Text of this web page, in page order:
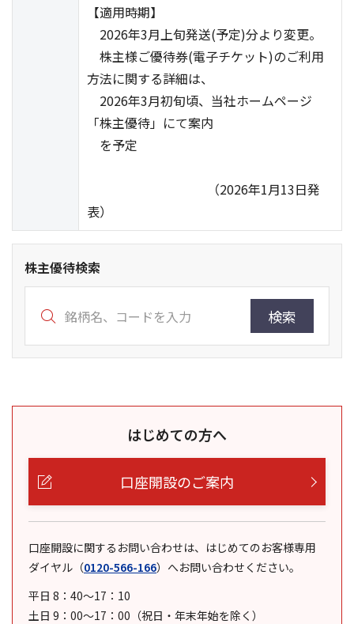
【適用時期】
2026年3月上旬発送(予定)分より変更。
株主様ご優待券(電子チケット)のご利用
方法に関する詳細は、
2026年3月初旬頃、当社ホームページ
「株主優待」にて案内
を予定
（2026年1月13日発
表）
株主優待検索
検索
はじめての方へ
口座開設のご案内
口座開設に関するお問い合わせは、はじめてのお客様専用
ダイヤル （0120-566-166） へお問い合わせください。
平日 8：40～17：10
土日 9：00～17：00（祝日・年末年始を除く）